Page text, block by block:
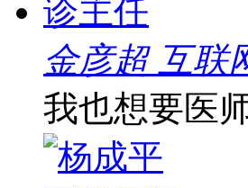
金彦超 互联
我也想要医